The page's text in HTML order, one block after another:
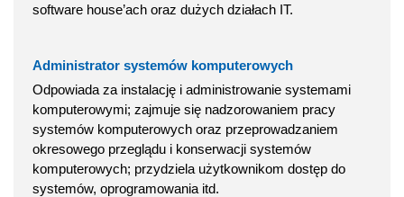
software house’ach oraz dużych działach IT.
Administrator systemów komputerowych
Odpowiada za instalację i administrowanie systemami
komputerowymi; zajmuje się nadzorowaniem pracy
systemów komputerowych oraz przeprowadzaniem
okresowego przeglądu i konserwacji systemów
komputerowych; przydziela użytkownikom dostęp do
systemów, oprogramowania itd.